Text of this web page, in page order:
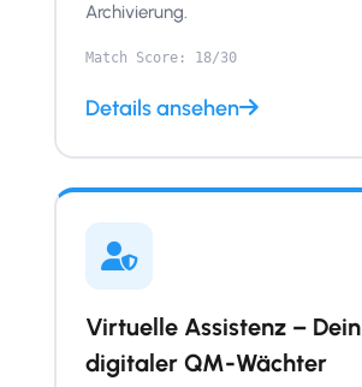
Archivierung.
Match Score: 18/30
Details ansehen
Virtuelle Assistenz – Dein
digitaler QM-Wächter